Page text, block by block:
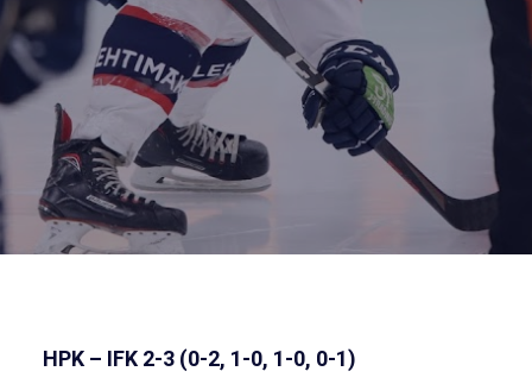
HPK – IFK 2-3 (0-2, 1-0, 1-0, 0-1)